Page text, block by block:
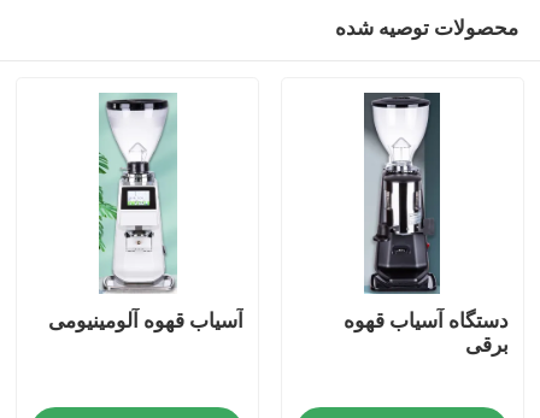
محصولات توصیه شده
دستگاه آسیاب قهوه
برقی
آسیاب قهوه آلومینیومی